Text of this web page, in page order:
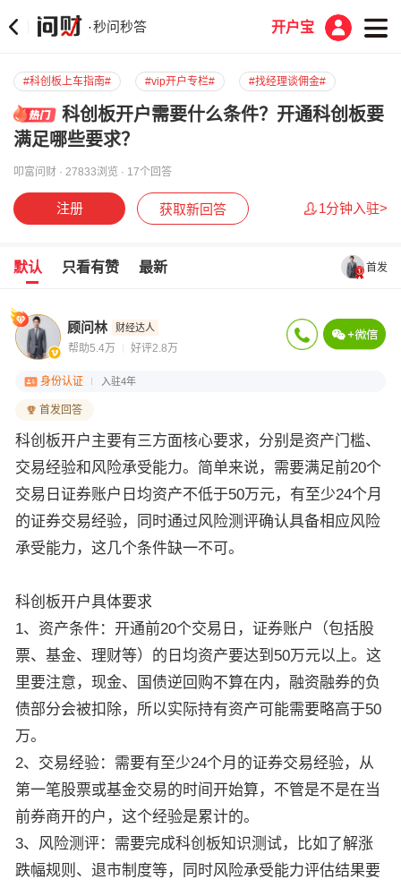
·秒问秒答 开户宝
#科创板上车指南# #vip开户专栏# #找经理谈佣金#
科创板开户需要什么条件？开通科创板要
满足哪些要求？
叩富问财 · 27833浏览 · 17个回答
注册 获取新回答 1分钟入驻>
默认 只看有赞 最新 首发
顾问林 财经达人
帮助5.4万 好评2.8万
身份认证 入驻4年
首发回答
科创板开户主要有三方面核心要求，分别是资产门槛、
交易经验和风险承受能力。简单来说，需要满足前20个
交易日证券账户日均资产不低于50万元，有至少24个月
的证券交易经验，同时通过风险测评确认具备相应风险
承受能力，这几个条件缺一不可。
科创板开户具体要求
1、资产条件：开通前20个交易日，证券账户（包括股
票、基金、理财等）的日均资产要达到50万元以上。这
里要注意，现金、国债逆回购不算在内，融资融券的负
债部分会被扣除，所以实际持有资产可能需要略高于50
万。
2、交易经验：需要有至少24个月的证券交易经验，从
第一笔股票或基金交易的时间开始算，不管是不是在当
前券商开的户，这个经验是累计的。
3、风险测评：需要完成科创板知识测试，比如了解涨
跌幅规则、退市制度等，同时风险承受能力评估结果要